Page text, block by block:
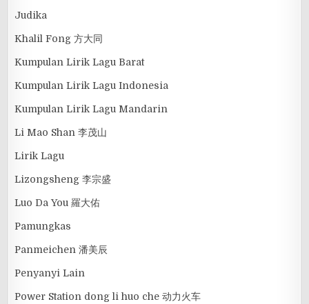
Judika
Khalil Fong 方大同
Kumpulan Lirik Lagu Barat
Kumpulan Lirik Lagu Indonesia
Kumpulan Lirik Lagu Mandarin
Li Mao Shan 李茂山
Lirik Lagu
Lizongsheng 李宗盛
Luo Da You 羅大佑
Pamungkas
Panmeichen 潘美辰
Penyanyi Lain
Power Station dong li huo che 动力火车